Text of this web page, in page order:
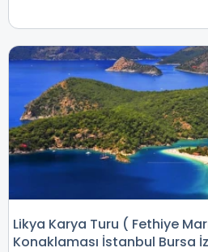
Likya Karya Turu ( Fethiye
Konaklaması İstanbul Bursa